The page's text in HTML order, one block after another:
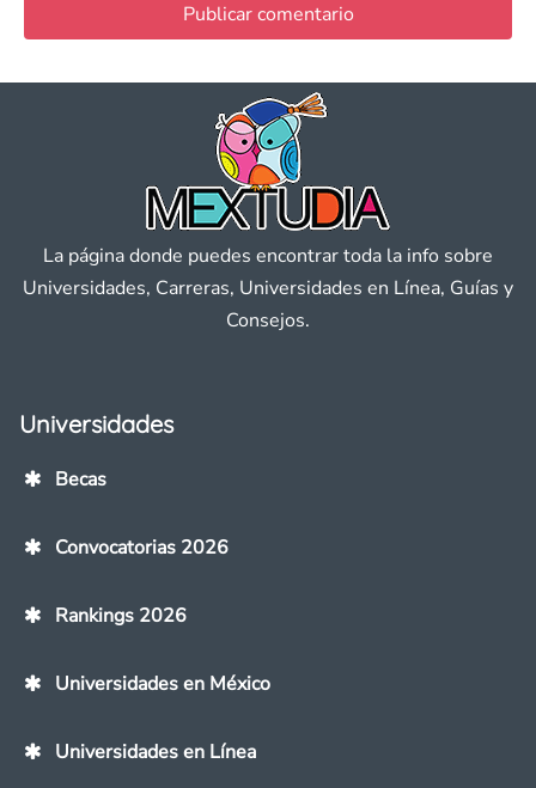
La página donde puedes encontrar toda la info sobre
Universidades, Carreras, Universidades en Línea, Guías y
Consejos.
Universidades
Becas
Convocatorias 2026
Rankings 2026
Universidades en México
Universidades en Línea